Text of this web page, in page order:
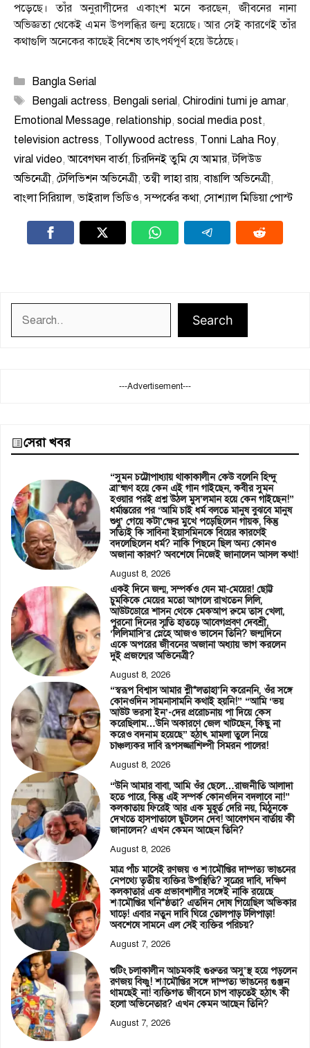
পড়েছে। তাঁর অনুরাগীদের একাংশ মনে করছেন, জীবনের নানা
অভিজ্ঞতা থেকেই এমন উপলব্ধির জন্ম হয়েছে। আর সেই কারণেই তাঁর
কথাগুলি অনেকের কাছেই বিশেষ তাৎপর্যপূর্ণ হয়ে উঠেছে।
Categories
Bangla Serial
Tags
Bengali actress, Bengali serial, Chirodini tumi je amar,
Emotional Message, relationship, social media post,
television actress, Tollywood actress, Tonni Laha Roy,
viral video,আবেগঘন বার্তা,চিরদিনই তুমি যে আমার,টলিউড
অভিনেত্রী, টেলিভিশন অভিনেত্রী,তন্বী লাহা রায়,বাঙালি অভিনেত্রী,
বাংলা সিরিয়াল,ভাইরাল ভিডিও,সম্পর্কের কথা, সোশ্যাল মিডিয়া পোস্ট
Search
---Advertisement---
সেরা খবর
“সুমন চট্টোপাধ্যায় থাকাকালীন কেউ বলেনি হিন্দু
ব্রা’হ্মণ হয়ে কেন এই গান গাইছেন, কবীর সুমন
হওয়ার পরই প্রশ্ন উঠল মুস’লমান হয়ে কেন গাইছেন!”
ধর্মান্তরের পর ‘আমি চাই ধর্ম বলতে মানুষ বুঝবে মানুষ
শুধু’ গেয়ে কটা’ক্ষের মুখে পড়েছিলেন গায়ক, কিন্তু
সত্যিই কি সাবিনা ইয়াসমিনকে বিয়ের কারণেই
বদলেছিলেন ধর্ম? নাকি পিছনে ছিল অন্য কোনও
অজানা কারণ? অবশেষে নিজেই জানালেন আসল কথা!
August 8, 2026
একই দিনে জন্ম, সম্পর্কও যেন মা-মেয়ের! ছোট্ট
চুমকিকে মেয়ের মতো আগলে রাখতেন লিলি,
আউটডোরে শাসন থেকে মেকআপ রুমে তাস খেলা,
পুরনো দিনের স্মৃতি হাতড়ে আবেগপ্রবণ দেবশ্রী,
‘লিলিমাসি’র স্নেহে আজও ভাসেন তিনি? জন্মদিনে
একে অপরের জীবনের অজানা অধ্যায় ভাগ করলেন
দুই প্রজন্মের অভিনেত্রী?
August 8, 2026
“স্বরূপ বিশ্বাস আমার শ্লী*লতাহা’নি করেননি, ওঁর সঙ্গে
কোনওদিন সামনাসামনি কথাই হয়নি!” “আমি ‘ভয়
আউট ভরসা ইন’-দের প্ররোচনায় পা দিয়ে কেস
করেছিলাম…উনি অকারণে জেল খাটছেন, কিছু না
করেও বদনাম হয়েছে” হঠাৎ মামলা তুলে নিয়ে
চাঞ্চল্যকর দাবি রূপসজ্জাশিল্পী সিমরন পালের!
August 8, 2026
“উনি আমার বাবা, আমি ওঁর ছেলে…রাজনীতি আলাদা
হতে পারে, কিন্তু এই সম্পর্ক কোনওদিন বদলাবে না!”
কলকাতায় ফিরেই আর এক মুহূর্ত দেরি নয়, মিঠুনকে
দেখতে হাসপাতালে ছুটলেন দেব! আবেগঘন বার্তায় কী
জানালেন? এখন কেমন আছেন তিনি?
August 8, 2026
মাত্র পাঁচ মাসেই রণজয় ও শ্যামৌপ্তির দাম্পত্য ভাঙনের
নেপথ্যে তৃতীয় ব্যক্তির উপস্থিতি? সূত্রের দাবি, দক্ষিণ
কলকাতার এক প্রভাবশালীর সঙ্গেই নাকি রয়েছে
শ্যামৌপ্তির ঘনি*ষ্ঠতা? এতদিন দোষ গিয়েছিল অভিকার
ঘাড়ে! এবার নতুন দাবি ঘিরে তোলপাড় টলিপাড়া!
অবশেষে সামনে এল সেই ব্যক্তির পরিচয়?
August 7, 2026
শুটিং চলাকালীন আচমকাই গুরুতর অসু’স্থ হয়ে পড়লেন
রণজয় বিষ্ণু! শ্যামৌপ্তির সঙ্গে দাম্পত্য ভাঙনের গুঞ্জন
থামছেই না! ব্যক্তিগত জীবনে চাপ বাড়তেই হঠাৎ কী
হলো অভিনেতার? এখন কেমন আছেন তিনি?
August 7, 2026